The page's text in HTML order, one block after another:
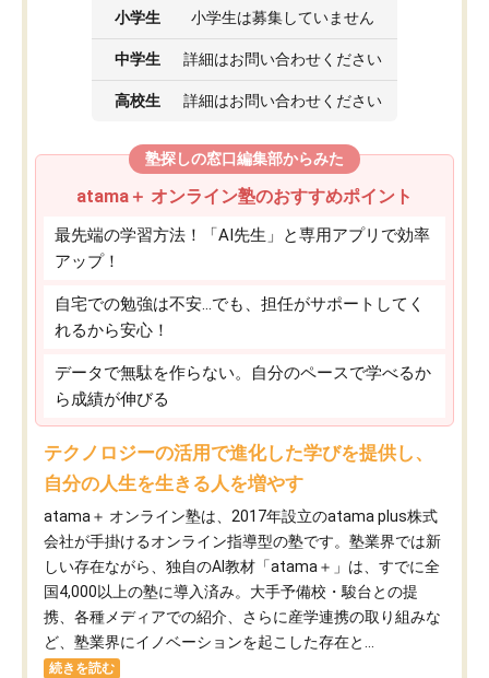
小学生 小学生は募集していません
中学生 詳細はお問い合わせください
高校生 詳細はお問い合わせください
塾探しの窓口編集部からみた
atama＋ オンライン塾のおすすめポイント
最先端の学習方法！「AI先生」と専用アプリで効率
アップ！
自宅での勉強は不安…でも、担任がサポートしてく
れるから安心！
データで無駄を作らない。自分のペースで学べるか
ら成績が伸びる
テクノロジーの活用で進化した学びを提供し、
自分の人生を生きる人を増やす
atama＋ オンライン塾は、2017年設立のatama plus株式
会社が手掛けるオンライン指導型の塾です。塾業界では新
しい存在ながら、独自のAI教材「atama＋」は、すでに全
国4,000以上の塾に導入済み。大手予備校・駿台との提
携、各種メディアでの紹介、さらに産学連携の取り組みな
ど、塾業界にイノベーションを起こした存在と...
続きを読む